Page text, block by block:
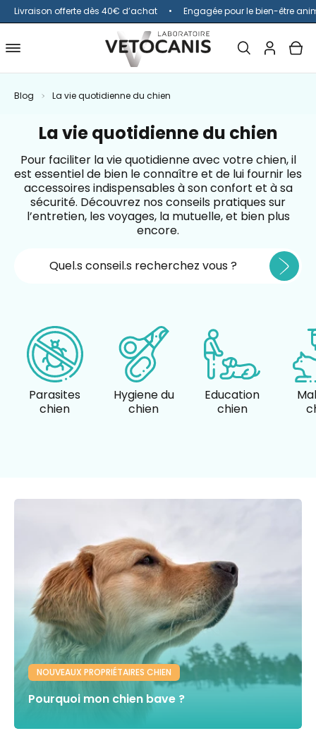
Livraison offerte dès 40€ d’achat Engagée pour le bien-être
Ouvrir
le
menu
navigation
OuvrirMON
Blog La vie quotidienne du chien
La vie quotidienne du chien
Pour faciliter la vie quotidienne avec votre chien, il
est essentiel de bien le connaître et de lui fournir les
accessoires indispensables à son confort et à sa
sécurité. Découvrez nos conseils pratiques sur
l’entretien, les voyages, la mutuelle, et bien plus
encore.
Parasites
chien
Hygiene du
chien
Education
chien
NOUVEAUX PROPRIÉTAIRES CHIEN
Pourquoi mon chien bave ?